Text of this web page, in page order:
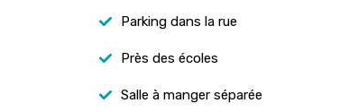
Parking dans la rue
Près des écoles
Salle à manger séparée